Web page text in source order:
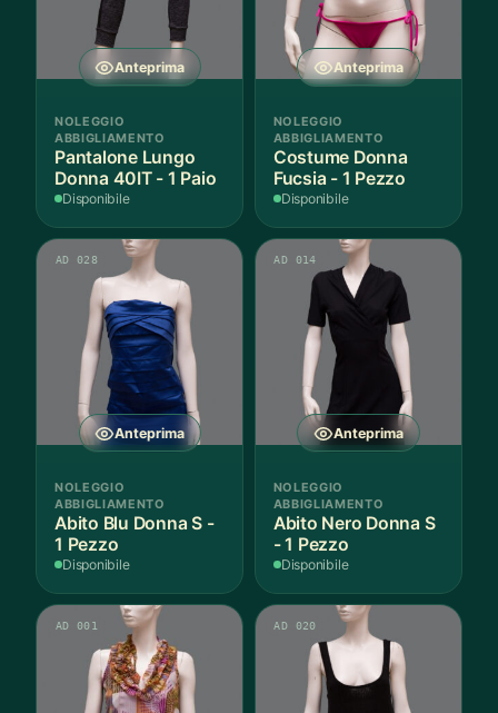
Anteprima
NOLEGGIO
ABBIGLIAMENTO
Pantalone Lungo
Donna 40IT - 1 Paio
Disponibile
Anteprima
NOLEGGIO
ABBIGLIAMENTO
Costume Donna
Fucsia - 1 Pezzo
Disponibile
Anteprima
AD 028
NOLEGGIO
ABBIGLIAMENTO
Abito Blu Donna S -
1 Pezzo
Disponibile
Anteprima
AD 014
NOLEGGIO
ABBIGLIAMENTO
Abito Nero Donna S
- 1 Pezzo
Disponibile
AD 001 AD 020